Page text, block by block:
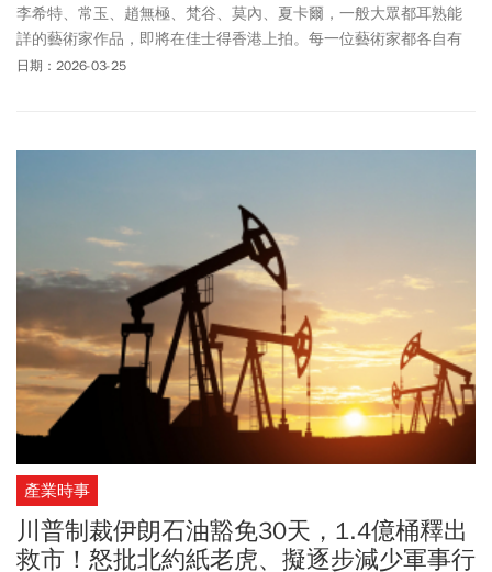
李希特、常玉、趙無極、梵谷、莫內、夏卡爾，一般大眾都耳熟能
詳的藝術家作品，即將在佳士得香港上拍。每一位藝術家都各自有
一批鐵粉，也深受收藏家喜愛。
日期：2026-03-25
產業時事
川普制裁伊朗石油豁免30天，1.4億桶釋出
救市！怒批北約紙老虎、擬逐步減少軍事行